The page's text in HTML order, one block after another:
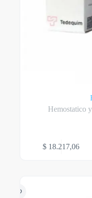
Hemostatico
$ 18.217,06